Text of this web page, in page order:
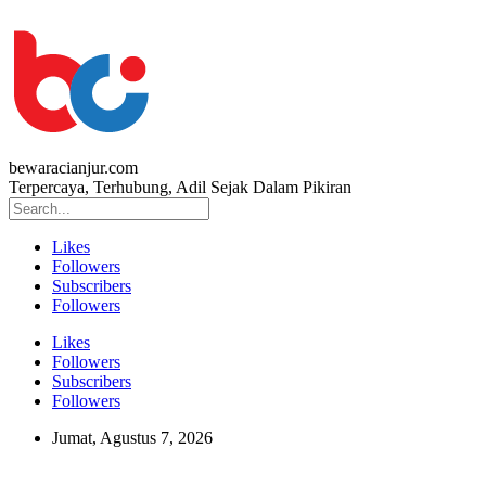
bewaracianjur.com
Terpercaya, Terhubung, Adil Sejak Dalam Pikiran
Likes
Followers
Subscribers
Followers
Likes
Followers
Subscribers
Followers
Jumat, Agustus 7, 2026